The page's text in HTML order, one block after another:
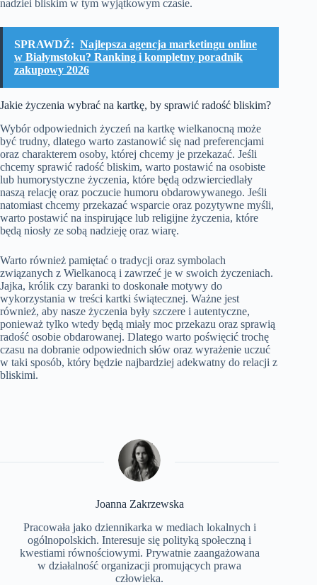
nadziei bliskim w tym wyjątkowym czasie.
SPRAWDŹ: Najlepsza agencja marketingu online
w Białymstoku? Ranking i kompletny poradnik
zakupowy 2026
Jakie życzenia wybrać na kartkę, by sprawić radość bliskim?
Wybór odpowiednich życzeń na kartkę wielkanocną może
być trudny, dlatego warto zastanowić się nad preferencjami
oraz charakterem osoby, której chcemy je przekazać. Jeśli
chcemy sprawić radość bliskim, warto postawić na osobiste
lub humorystyczne życzenia, które będą odzwierciedlały
naszą relację oraz poczucie humoru obdarowywanego. Jeśli
natomiast chcemy przekazać wsparcie oraz pozytywne myśli,
warto postawić na inspirujące lub religijne życzenia, które
będą niosły ze sobą nadzieję oraz wiarę.
Warto również pamiętać o tradycji oraz symbolach
związanych z Wielkanocą i zawrzeć je w swoich życzeniach.
Jajka, królik czy baranki to doskonałe motywy do
wykorzystania w treści kartki świątecznej. Ważne jest
również, aby nasze życzenia były szczere i autentyczne,
ponieważ tylko wtedy będą miały moc przekazu oraz sprawią
radość osobie obdarowanej. Dlatego warto poświęcić trochę
czasu na dobranie odpowiednich słów oraz wyrażenie uczuć
w taki sposób, który będzie najbardziej adekwatny do relacji z
bliskimi.
Joanna Zakrzewska
Pracowała jako dziennikarka w mediach lokalnych i
ogólnopolskich. Interesuje się polityką społeczną i
kwestiami równościowymi. Prywatnie zaangażowana
w działalność organizacji promujących prawa
człowieka.